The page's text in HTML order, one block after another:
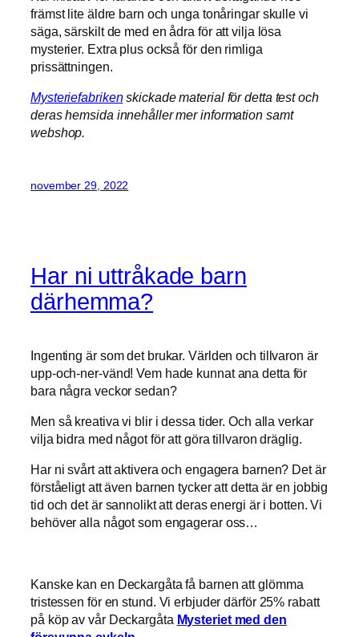
främst lite äldre barn och unga tonåringar skulle vi
säga, särskilt de med en ådra för att vilja lösa
mysterier. Extra plus också för den rimliga
prissättningen.
Mysteriefabrikenskickade material för detta test och
deras hemsida innehåller mer information samt
webshop.
november 29, 2022
Har ni uttråkade barn
därhemma?
Ingenting är som det brukar. Världen och tillvaron är
upp-och-ner-vänd! Vem hade kunnat ana detta för
bara några veckor sedan?
Men så kreativa vi blir i dessa tider. Och alla verkar
vilja bidra med något för att göra tillvaron dräglig.
Har ni svårt att aktivera och engagera barnen? Det är
förståeligt att även barnen tycker att detta är en jobbig
tid och det är sannolikt att deras energi är i botten. Vi
behöver alla något som engagerar oss…
Kanske kan en Deckargåta få barnen att glömma
tristessen för en stund. Vi erbjuder därför 25% rabatt
på köp av vår Deckargåta Mysteriet med den